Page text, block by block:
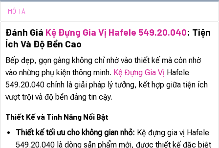
MÔ TẢ
Đánh Giá Kệ Đựng Gia Vị Hafele 549.20.040: Tiện
Ích Và Độ Bền Cao
Bếp đẹp, gọn gàng không chỉ nhờ vào thiết kế mà còn nhờ
vào những phụ kiện thông minh. Kệ Đựng Gia Vị Hafele
549.20.040 chính là giải pháp lý tưởng, kết hợp giữa tiện ích
vượt trội và độ bền đáng tin cậy.
Thiết Kế và Tính Năng Nổi Bật
Thiết kế tối ưu cho không gian nhỏ: Kệ đựng gia vị Hafele
549.20.040 là dòng sản phẩm mới, được thiết kế đặc biệt